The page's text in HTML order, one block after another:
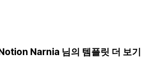
Narnia 님의 템플릿 더 보기